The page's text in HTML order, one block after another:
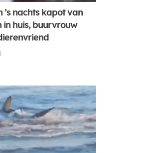
’s nachts kapot van
in huis, buurvrouw